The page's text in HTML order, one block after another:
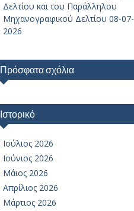
Δελτίου και του Παράλληλου
Μηχανογραφικού Δελτίου 08-07-
2026
Πρόσφατα σχόλια
Ιστορικό
Ιούλιος 2026
Ιούνιος 2026
Μάιος 2026
Απρίλιος 2026
Μάρτιος 2026